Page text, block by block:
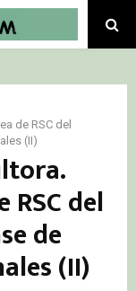
de RSC del
(II)
del
de
(II)